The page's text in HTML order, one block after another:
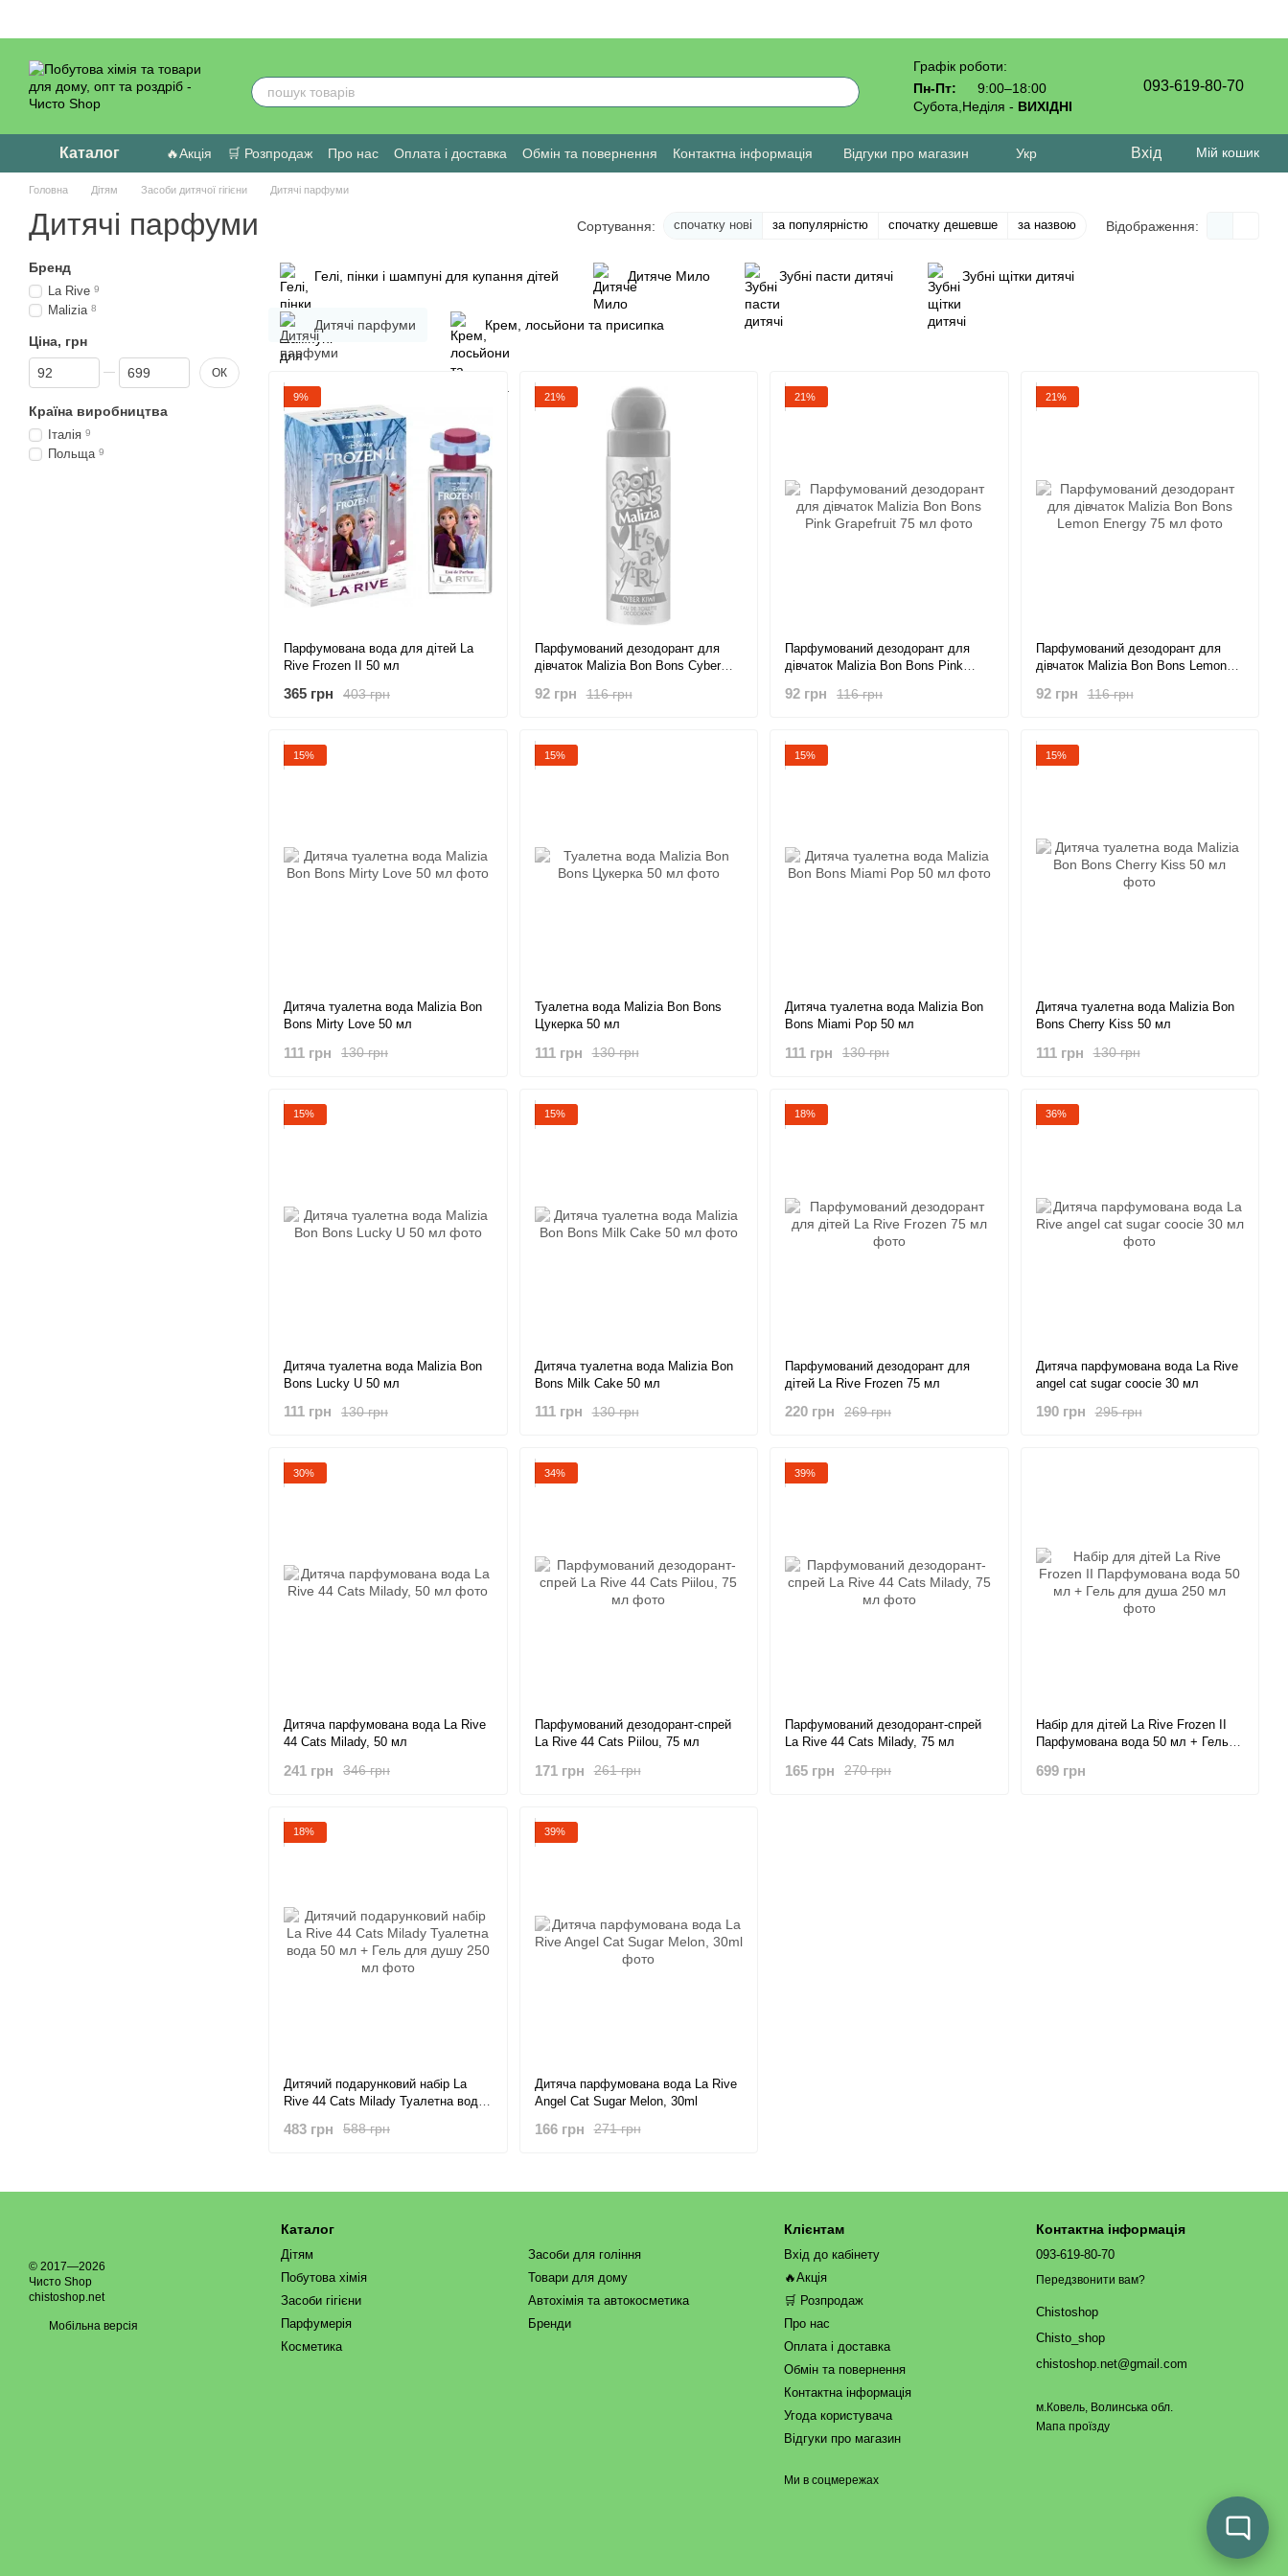
Графік роботи:
Пн-Пт:
9:00–18:00
Субота,Неділя - ВИХІДНІ
093-619-80-70
Каталог 🔥Акція 🛒 Розпродаж Про нас Оплата і доставка Обмін та повернення Контактна інформація Відгуки про магазин Укр Вхід Мій кошик
Головна Дітям Засоби дитячої гігієни Дитячі парфуми
Дитячі парфуми Сортування: спочатку нові за популярністю спочатку дешевше за назвою Відображення:
Гелі, пінки і шампуні для купання дітей Дитяче Мило Зубні пасти дитячі Зубні щітки дитячі
Дитячі парфуми Крем, лосьйони та присипка
9%
Парфумована вода для дітей La
Rive Frozen II 50 мл
403 грн
365 грн
21%
Парфумований дезодорант для
дівчаток Malizia Bon Bons Cyber
116 грн
92 грн
21%
Парфумований дезодорант для
дівчаток Malizia Bon Bons Pink
116 грн
92 грн
21%
Парфумований дезодорант для
дівчаток Malizia Bon Bons Lemon
116 грн
92 грн
15%
Дитяча туалетна вода Malizia Bon
Bons Mirty Love 50 мл
130 грн
111 грн
15%
Туалетна вода Malizia Bon Bons
Цукерка 50 мл
130 грн
111 грн
15%
Дитяча туалетна вода Malizia Bon
Bons Miami Pop 50 мл
130 грн
111 грн
15%
Дитяча туалетна вода Malizia Bon
Bons Cherry Kiss 50 мл
130 грн
111 грн
15%
Дитяча туалетна вода Malizia Bon
Bons Lucky U 50 мл
130 грн
111 грн
15%
Дитяча туалетна вода Malizia Bon
Bons Milk Cake 50 мл
130 грн
111 грн
18%
Парфумований дезодорант для
дітей La Rive Frozen 75 мл
269 грн
220 грн
36%
Дитяча парфумована вода La Rive
angel cat sugar coocie 30 мл
295 грн
190 грн
30%
Дитяча парфумована вода La Rive
44 Cats Milady, 50 мл
346 грн
241 грн
34%
Парфумований дезодорант-спрей
La Rive 44 Cats Piilou, 75 мл
261 грн
171 грн
39%
Парфумований дезодорант-спрей
La Rive 44 Cats Milady, 75 мл
270 грн
165 грн
Набір для дітей La Rive Frozen II
Парфумована вода 50 мл + Гель
699 грн
18%
Дитячий подарунковий набір La
Rive 44 Cats Milady Туалетна вода
588 грн
483 грн
39%
Дитяча парфумована вода La Rive
Angel Cat Sugar Melon, 30ml
271 грн
166 грн
Бренд
La Rive 9
Malizia 8
Ціна, грн
Від Ціна, грн
До Ціна, грн ОК
Країна виробництва
Італія 9
Польща 9
© 2017—2026
Чисто Shop
chistoshop.net
Мобільна версія
Каталог
Дітям
Побутова хімія
Засоби гігієни
Парфумерія
Косметика
Засоби для гоління
Товари для дому
Автохімія та автокосметика
Бренди
Клієнтам
Вхід до кабінету
🔥Акція
🛒 Розпродаж
Про нас
Оплата і доставка
Обмін та повернення
Контактна інформація
Угода користувача
Відгуки про магазин
Ми в соцмережах
Контактна інформація
093-619-80-70
Передзвонити вам?
Chistoshop
Chisto_shop
chistoshop.net@gmail.com
м.Ковель, Волинська обл.
Мапа проїзду